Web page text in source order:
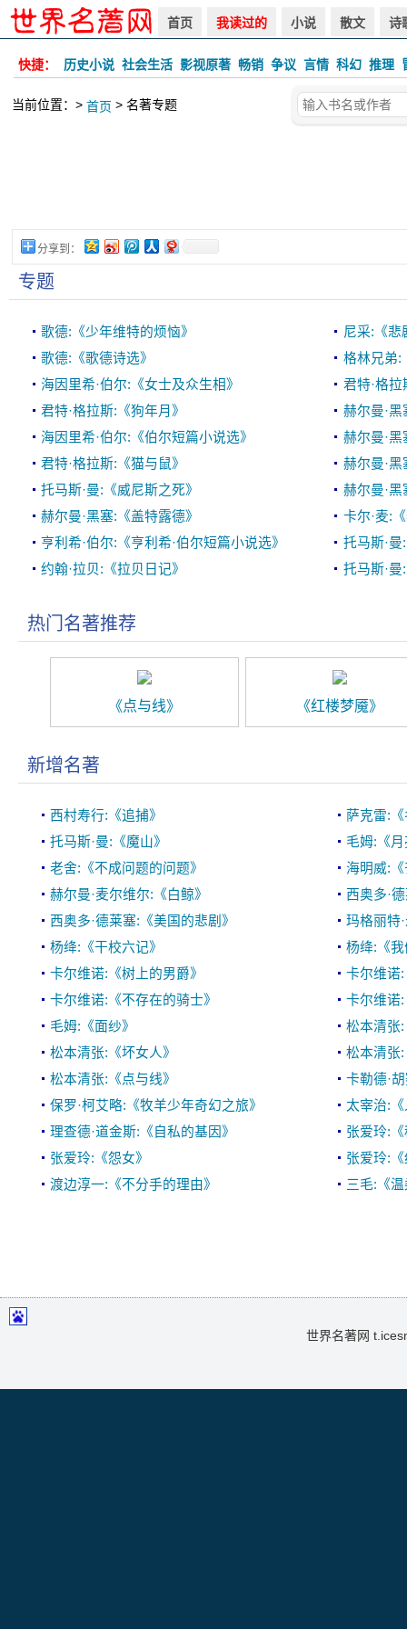
首页 我读过的 小说 散文 诗
快捷： 历史小说 社会生活 影视原著 畅销 争议 言情 科幻 推理
当前位置：> 首页 > 名著专题
分享到：
专题
歌德:《少年维特的烦恼》
尼采:《悲
歌德:《歌德诗选》
格林兄弟:
海因里希·伯尔:《女士及众生相》
君特·格
君特·格拉斯:《狗年月》
赫尔曼·
海因里希·伯尔:《伯尔短篇小说选》
赫尔曼·
君特·格拉斯:《猫与鼠》
赫尔曼·
托马斯·曼:《威尼斯之死》
赫尔曼·黑
赫尔曼·黑塞:《盖特露德》
卡尔·麦:
亨利希·伯尔:《亨利希·伯尔短篇小说选》
托马斯·
约翰·拉贝:《拉贝日记》
托马斯·
热门名著推荐
《点与线》 《红楼梦魇》
新增名著
西村寿行:《追捕》
萨克雷:
托马斯·曼:《魔山》
毛姆:《
老舍:《不成问题的问题》
海明威:
赫尔曼·麦尔维尔:《白鲸》
西奥多·
西奥多·德莱塞:《美国的悲剧》
玛格丽特
杨绛:《干校六记》
杨绛:《
卡尔维诺:《树上的男爵》
卡尔维诺
卡尔维诺:《不存在的骑士》
卡尔维诺
毛姆:《面纱》
松本清张
松本清张:《坏女人》
松本清张
松本清张:《点与线》
卡勒德·
保罗·柯艾略:《牧羊少年奇幻之旅》
太宰治:
理查德·道金斯:《自私的基因》
张爱玲:
张爱玲:《怨女》
张爱玲:
渡边淳一:《不分手的理由》
三毛:《
世界名著网